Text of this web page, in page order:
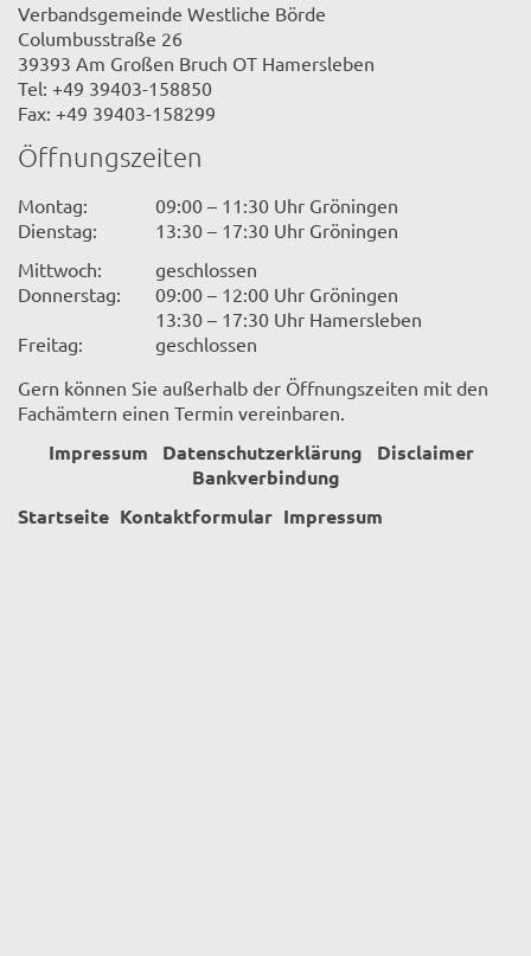
Verbandsgemeinde Westliche Börde
Columbusstraße 26
39393 Am Großen Bruch OT Hamersleben
Tel: +49 39403-158850
Fax: +49 39403-158299
Öffnungszeiten
Montag:
09:00 – 11:30 Uhr Gröningen
Dienstag:
13:30 – 17:30 Uhr Gröningen
Mittwoch:
geschlossen
Donnerstag:
09:00 – 12:00 Uhr Gröningen
13:30 – 17:30 Uhr Hamersleben
Freitag:
geschlossen
Gern können Sie außerhalb der Öffnungszeiten mit den
Fachämtern einen Termin vereinbaren.
Impressum Datenschutzerklärung
Disclaimer
Bankverbindung
Startseite Kontaktformular Impressum